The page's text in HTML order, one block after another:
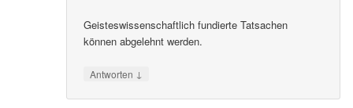
Geisteswissenschaftlich fundierte Tatsachen
können abgelehnt werden.
Antworten ↓